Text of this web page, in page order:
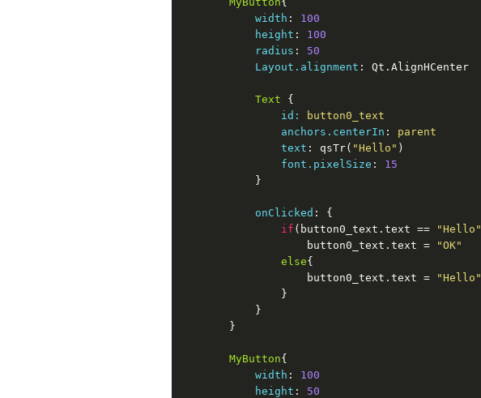
width : 100
height : 100
radius : 50
Layout.alignment : Qt.AlignHCenter
Text {
id:
button0_text
anchors.centerIn : parent
text : qsTr( "Hello" )
font.pixelSize : 15
            }
onClicked : {
if (button0_text.text == "Hello"
                    button0_text.text =
"OK"
else{
                    button0_text.text =
"Hello"
                }
            }
        }
MyButton{
width : 100
height : 50